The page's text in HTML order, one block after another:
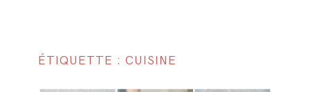
ÉTIQUETTE : CUISINE